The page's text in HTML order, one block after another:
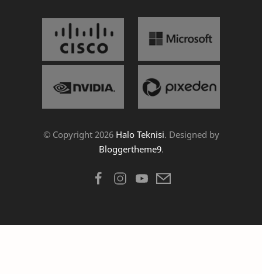
© Copyright 2026 Halo Teknisi. Designed by
Bloggertheme9.